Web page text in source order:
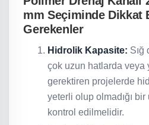
mm Seçiminde Dikkat
Gerekenler
Hidrolik Kapasite: Sığ
çok uzun hatlarda veya
gerektiren projelerde
yeterli olup olmadığı bir
kontrol edilmelidir.